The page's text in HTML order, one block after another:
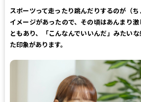
スポーツって走ったり跳んだりするのが（ち
イメージがあったので、その頃はあんまり
ともあり、「こんなんでいいんだ」みたい
た印象があります。